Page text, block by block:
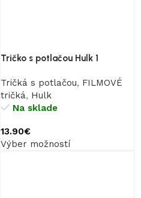
Tričko s potlačou Hulk 1
Tričká s potlačou, FILMOVÉ
tričká, Hulk
Na sklade
13.90€
Výber možností